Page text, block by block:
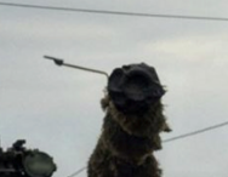
Unis
Continents
Continents
Afrique